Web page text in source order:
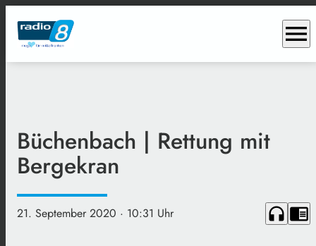
menu
Büchenbach | Rettung mit
Bergekran
21. September 2020 · 10:31 Uhr headphones chrome_reader_mode